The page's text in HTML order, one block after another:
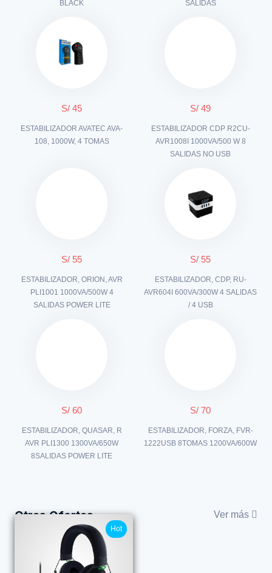
BLACK SALIDAS
S/ 45
ESTABILIZADOR AVATEC AVA-
108, 1000W, 4 TOMAS
S/ 49
ESTABILIZADOR CDP R2CU-
AVR1008I 1000VA/500 W 8
SALIDAS NO USB
S/ 55
ESTABILIZADOR, ORION, AVR
PLI1001 1000VA/500W 4
SALIDAS POWER LITE
S/ 55
ESTABILIZADOR, CDP, RU-
AVR604I 600VA/300W 4 SALIDAS
/ 4 USB
S/ 60
ESTABILIZADOR, QUASAR, R
AVR PLI1300 1300VA/650W
8SALIDAS POWER LITE
S/ 70
ESTABILIZADOR, FORZA, FVR-
1222USB 8TOMAS 1200VA/600W
Otras Ofertas Ver más
Hot